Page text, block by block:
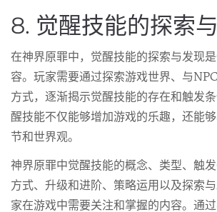
8. 觉醒技能的探索
在神界原罪中，觉醒技能的探索与发现
容。玩家需要通过探索游戏世界、与
方式，逐渐揭示觉醒技能的存在和触发
醒技能不仅能够增加游戏的乐趣，还能
节和世界观。
神界原罪中觉醒技能的概念、类型、触
方式、升级和进阶、策略运用以及探索
家在游戏中需要关注和掌握的内容。通